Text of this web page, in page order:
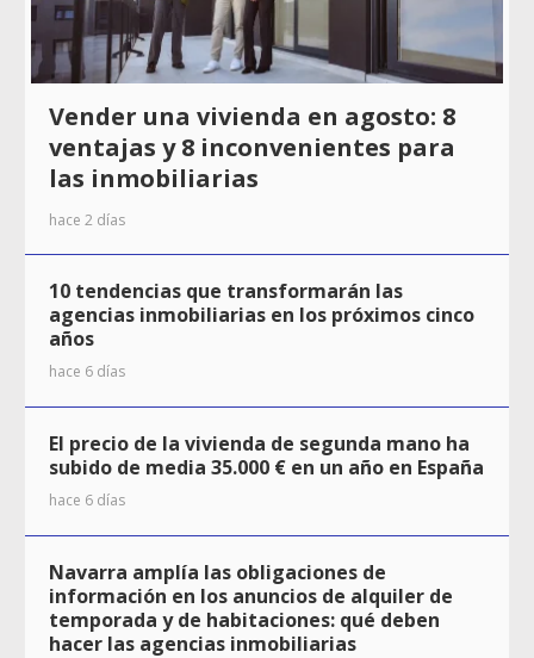
Vender una vivienda en agosto: 8
ventajas y 8 inconvenientes para
las inmobiliarias
hace 2 días
10 tendencias que transformarán las
agencias inmobiliarias en los próximos cinco
años
hace 6 días
El precio de la vivienda de segunda mano ha
subido de media 35.000 € en un año en España
hace 6 días
Navarra amplía las obligaciones de
información en los anuncios de alquiler de
temporada y de habitaciones: qué deben
hacer las agencias inmobiliarias